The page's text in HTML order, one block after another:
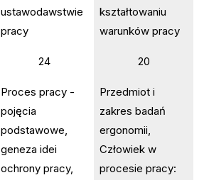
ustawodawstwie
pracy
kształtowaniu
warunków pracy
24 20
Proces pracy -
pojęcia
podstawowe,
geneza idei
ochrony pracy,
Przedmiot i
zakres badań
ergonomii,
Człowiek w
procesie pracy: